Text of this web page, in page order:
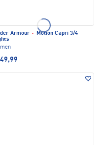
Armour ·
Motion Capri 3/4